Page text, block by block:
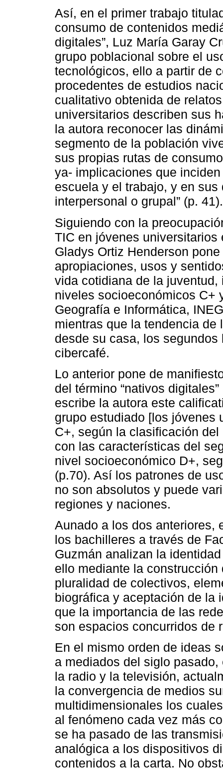
Así, en el primer trabajo
consumo de contenidos
digitales”, Luz María Garay
grupo poblacional sobre el
tecnológicos, ello a partir de
procedentes de estudios
cualitativo obtenida de
universitarios describen sus
la autora reconocer las
segmento de la población
sus propias rutas de
ya- implicaciones que
escuela y el trabajo, y en
interpersonal o grupal” (p. 41).
Siguiendo con la
TIC en jóvenes
Gladys Ortiz Henderson
apropiaciones, usos y
vida cotidiana de la
niveles socioeconómicos C+
Geografía e Informática,
mientras que la tendencia
desde su casa, los
cibercafé.
Lo anterior pone de
del término “nativos
escribe la autora este
grupo estudiado [los jóvenes
C+, según la clasificación
con las características del
nivel socioeconómico D+,
(p.70). Así los patrones de
no son absolutos y puede
regiones y naciones.
Aunado a los dos anteriores,
los bachilleres a través de
Guzmán analizan la
ello mediante la
pluralidad de colectivos,
biográfica y aceptación de la
que la importancia de las
son espacios concurridos de
En el mismo orden de ideas
a mediados del siglo
la radio y la televisión,
la convergencia de medios
multidimensionales los
al fenómeno cada vez más
se ha pasado de las
analógica a los dispositivos
contenidos a la carta. No